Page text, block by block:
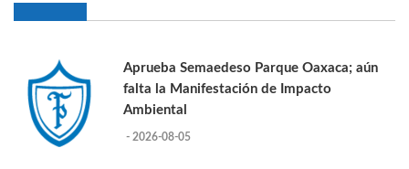
Aprueba Semaedeso Parque Oaxaca; aún
falta la Manifestación de Impacto
Ambiental
- 2026-08-05